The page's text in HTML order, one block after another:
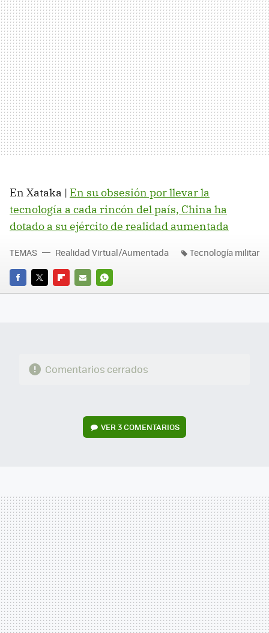
En Xataka | En su obsesión por llevar la
tecnología a cada rincón del país, China ha
dotado a su ejército de realidad aumentada
FACEBOOK
TWITTERFLIPBOARD
E-
WHATSAPP
TEMAS Realidad Virtual/Aumentada Tecnología militar
Comentarios cerrados
VER3 COMENTARIOS